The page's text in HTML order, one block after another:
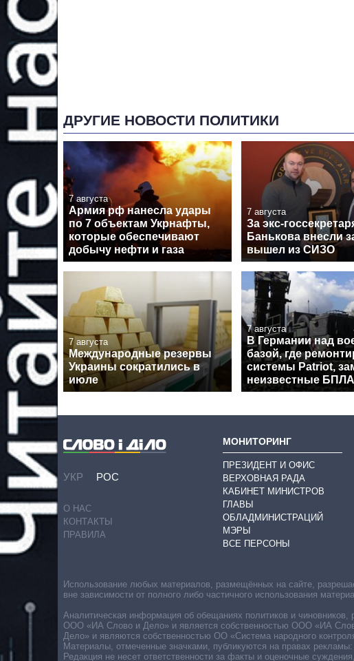
ДРУГИЕ НОВОСТИ ПОЛИТИКИ
7 августа
Армия рф нанесла удары
по 7 объектам Укрнафты,
которые обеспечивают
добычу нефти и газа
7 августа
За экс-
Банькова внесли
вышел из СИЗО
7 августа
Международные резервы
Украины сократились в
июле
7 августа
В Германии над
базой, где
системы Patriot,
неизвестные БПЛА
УКР РОС
О НАС
КОНТАКТЫ
ПРАВИЛА
МОНИТОРИНГ
ПРЕЗИДЕНТ И ОФИС
ВЕРХОВНАЯ РАДА
КАБИНЕТ МИНИСТРОВ
ГЛАВЫ
ОБЛАДМИНИСТРАЦИЙ
МЭРЫ
ВСЕ ПЕРСОНЫ
Использование любых материалов, размещённых на сайте,
вне зависимости от полного либо частичного использования
Аналитическая информация об обещаниях политиков и
ООО «ИА Слово и Дело» и является собственностью ООО «ИА
Дело» и являются собственностью ОО «Система народного
Материалы, отмеченные значками, публикуются на правах
Редакция не несет ответственности за факты и оценочные